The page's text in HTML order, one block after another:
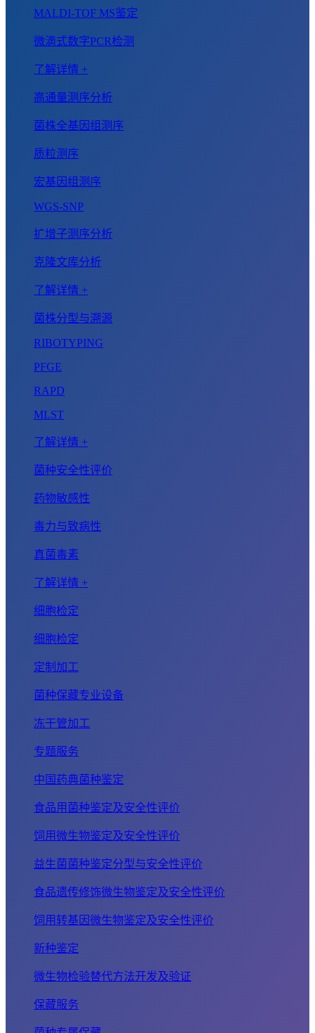
MALDI-TOF MS鉴定
微滴式数字PCR检测
了解详情 +
高通量测序分析
菌株全基因组测序
质粒测序
宏基因组测序
WGS-SNP
扩增子测序分析
克隆文库分析
了解详情 +
菌株分型与溯源
RIBOTYPING
PFGE
RAPD
MLST
了解详情 +
菌种安全性评价
药物敏感性
毒力与致病性
真菌毒素
了解详情 +
细胞检定
细胞检定
定制加工
菌种保藏专业设备
冻干管加工
专题服务
中国药典菌种鉴定
食品用菌种鉴定及安全性评价
饲用微生物鉴定及安全性评价
益生菌菌种鉴定分型与安全性评价
食品遗传修饰微生物鉴定及安全性评价
饲用转基因微生物鉴定及安全性评价
新种鉴定
微生物检验替代方法开发及验证
保藏服务